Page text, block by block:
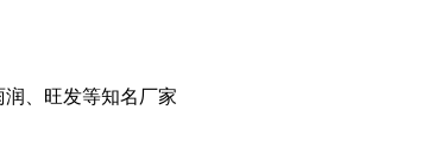
、旺发等知名厂家